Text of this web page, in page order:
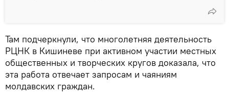
Там подчеркнули, что многолетняя деятельность
РЦНК в Кишиневе при активном участии местных
общественных и творческих кругов доказала, что
эта работа отвечает запросам и чаяниям
молдавских граждан.